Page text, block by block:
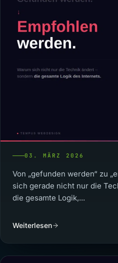
03. MÄRZ 2026
Von „gefunden werden“ zu
sich gerade nicht nur die
die gesamte Logik,...
Weiterlesen